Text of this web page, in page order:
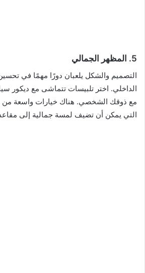
5. المظهر الجمالي
التصميم والشكل يلعبان دورًا مهمًا في
الداخلي. اختر تلبيسات تتماشى مع ديكور
مع ذوقك الشخصي. هناك خيارات واسعة من
التي يمكن أن تضيف لمسة جمالية إلى